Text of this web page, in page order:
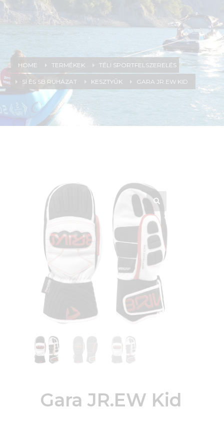
HOME TERMÉKEK TÉLI SPORTFELSZERELÉS
SÍ ÉS SB RUHÁZAT KESZTYŰK GARA JR.EW KID
Gara JR.EW Kid